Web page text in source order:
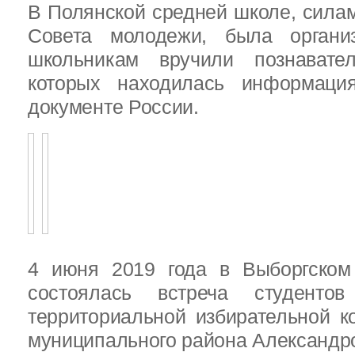
В Полянской средней школе,
Совета молодежи, была
школьникам вручили
которых находилась
документе России.
4 июня 2019 года в
состоялась встреча
территориальной избирательной
муниципального района